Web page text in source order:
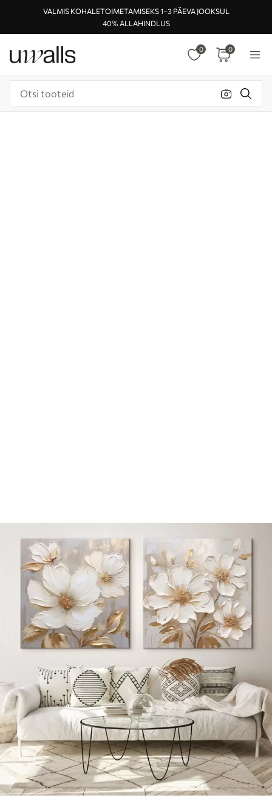
VALMIS KOHALETOIMETAMISEKS 1–3 PÄEVA JOOKSUL
40% ALLAHINDLUS
0 0